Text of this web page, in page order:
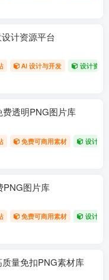
计资源平台
AI 设计与开发 设计资源
费透明PNG图片库
免费可商用素材 设计资
PNG图片库
免费可商用素材 设计资
质量免扣PNG素材库